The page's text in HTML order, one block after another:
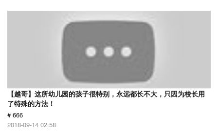
【越哥】这所幼儿园的孩子很特别，永远都长不大，只因为校长用
了特殊的方法！
# 666
2018-09-14 02:58